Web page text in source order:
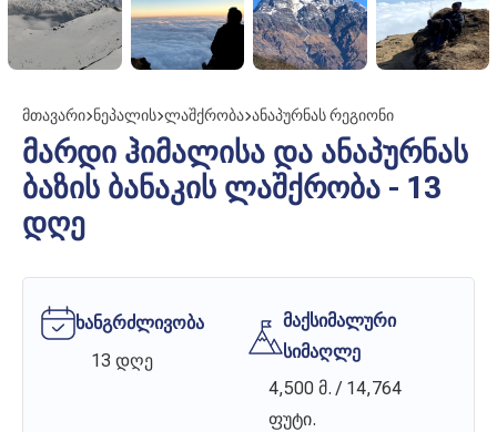
მთავარი ნეპალის ლაშქრობა ანაპურნას რეგიონი
მარდი ჰიმალისა და ანაპურნას
ბაზის ბანაკის ლაშქრობა - 13
დღე
ხანგრძლივობა
13 დღე
მაქსიმალური
სიმაღლე
4,500 მ. / 14,764
ფუტი.